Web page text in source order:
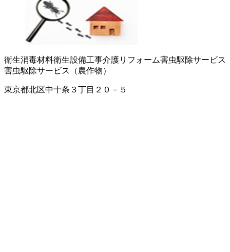
衛生消毒材料衛生設備工事介護リフォーム害虫駆除サービス
害虫駆除サービス（農作物）
東京都北区中十条３丁目２０－５